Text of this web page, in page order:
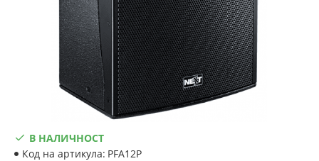
В НАЛИЧНОСТ
Код на артикула: PFA12P